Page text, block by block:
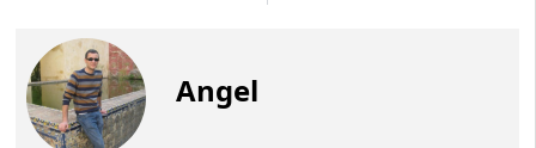
Angel